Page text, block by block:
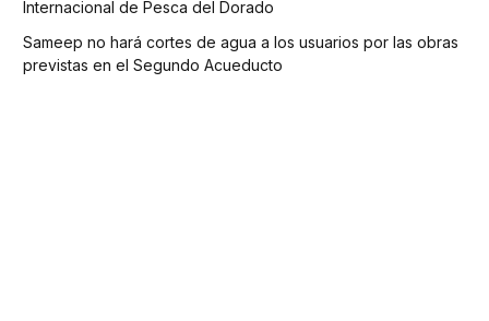
Internacional de Pesca del Dorado
Sameep no hará cortes de agua a los usuarios por las obras
previstas en el Segundo Acueducto